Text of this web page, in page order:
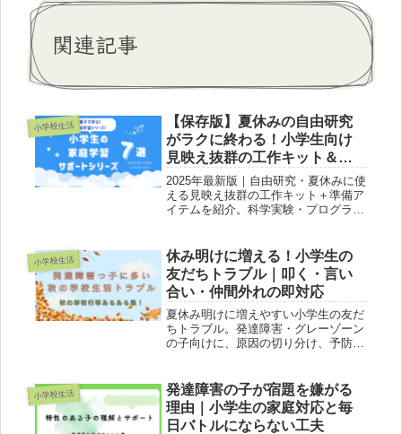
関連記事
小学校生活
【保存版】夏休みの自由研究
がラクに終わる！小学生向け
見映え抜群の工作キット＆準
備アイテム
2025年最新版｜自由研究・夏休みに使
える見映え抜群の工作キット＋準備ア
イテムを紹介。科学実験・プログラミ
小学校生活
休み明けに増える！小学生の
友だちトラブル｜叩く・言い
合い・仲間外れの即対応
夏休み明けに増えやすい小学生の友だ
ちトラブル。発達障害・グレーゾーン
の子向けに、原因の切り分け、予防の
小学校生活
発達障害の子が宿題を嫌がる
理由｜小学生の家庭対応と毎
日バトルにならない工夫